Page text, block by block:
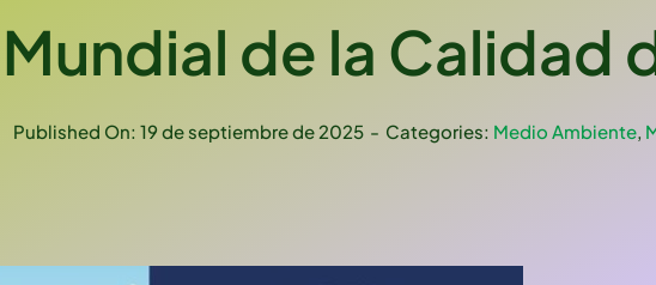
de la Calidad
Published On: 19 de septiembre de 2025 - Categories: Medio Ambiente,